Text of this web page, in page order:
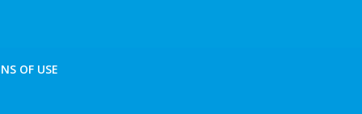
OF USE